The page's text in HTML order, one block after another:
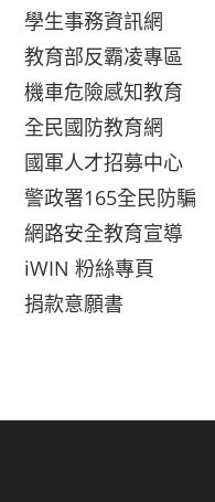
學生事務資訊網
教育部反霸凌專區
機車危險感知教育
全民國防教育網
國軍人才招募中心
警政署165全民防騙
網路安全教育宣導
iWIN 粉絲專頁
捐款意願書